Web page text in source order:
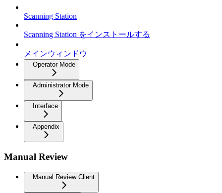
Scanning Station
Scanning Station をインストールする
メインウィンドウ
Operator Mode
Administrator Mode
Interface
Appendix
Manual Review
Manual Review Client